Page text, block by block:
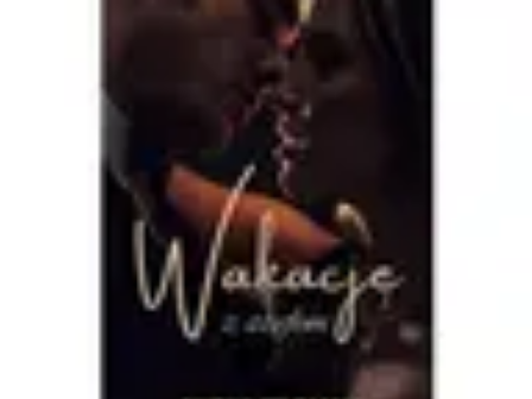
Rodzinne Wakacje Aktywne Wakacje